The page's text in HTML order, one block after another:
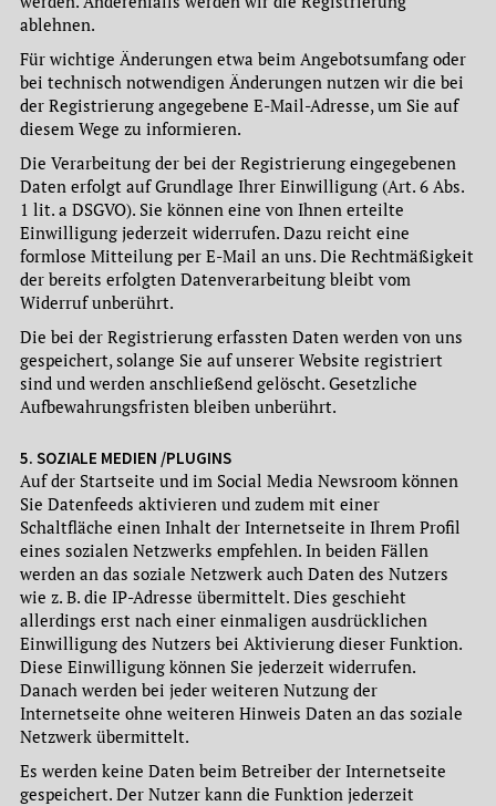
ablehnen.
Für wichtige Änderungen etwa beim Angebotsumfang oder
bei technisch notwendigen Änderungen nutzen wir die bei
der Registrierung angegebene E-Mail-Adresse, um Sie auf
diesem Wege zu informieren.
Die Verarbeitung der bei der Registrierung eingegebenen
Daten erfolgt auf Grundlage Ihrer Einwilligung (Art. 6 Abs.
1 lit. a DSGVO). Sie können eine von Ihnen erteilte
Einwilligung jederzeit widerrufen. Dazu reicht eine
formlose Mitteilung per E-Mail an uns. Die Rechtmäßigkeit
der bereits erfolgten Datenverarbeitung bleibt vom
Widerruf unberührt.
Die bei der Registrierung erfassten Daten werden von uns
gespeichert, solange Sie auf unserer Website registriert
sind und werden anschließend gelöscht. Gesetzliche
Aufbewahrungsfristen bleiben unberührt.
5. SOZIALE MEDIEN /PLUGINS
Auf der Startseite und im Social Media Newsroom können
Sie Datenfeeds aktivieren und zudem mit einer
Schaltfläche einen Inhalt der Internetseite in Ihrem Profil
eines sozialen Netzwerks empfehlen. In beiden Fällen
werden an das soziale Netzwerk auch Daten des Nutzers
wie z. B. die IP-Adresse übermittelt. Dies geschieht
allerdings erst nach einer einmaligen ausdrücklichen
Einwilligung des Nutzers bei Aktivierung dieser Funktion.
Diese Einwilligung können Sie jederzeit widerrufen.
Danach werden bei jeder weiteren Nutzung der
Internetseite ohne weiteren Hinweis Daten an das soziale
Netzwerk übermittelt.
Es werden keine Daten beim Betreiber der Internetseite
gespeichert. Der Nutzer kann die Funktion jederzeit